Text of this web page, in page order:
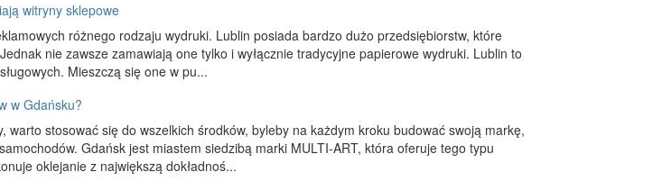
witryny sklepowe
różnego rodzaju wydruki. Lublin posiada bardzo dużo przedsiębiorstw, które
nie zawsze zamawiają one tylko i wyłącznie tradycyjne papierowe wydruki. Lublin to
Mieszczą się one w pu...
w Gdańsku?
warto stosować się do wszelkich środków, byleby na każdym kroku budować swoją markę,
Gdańsk jest miastem siedzibą marki MULTI-ART, która oferuje tego typu
oklejanie z największą dokładnoś...